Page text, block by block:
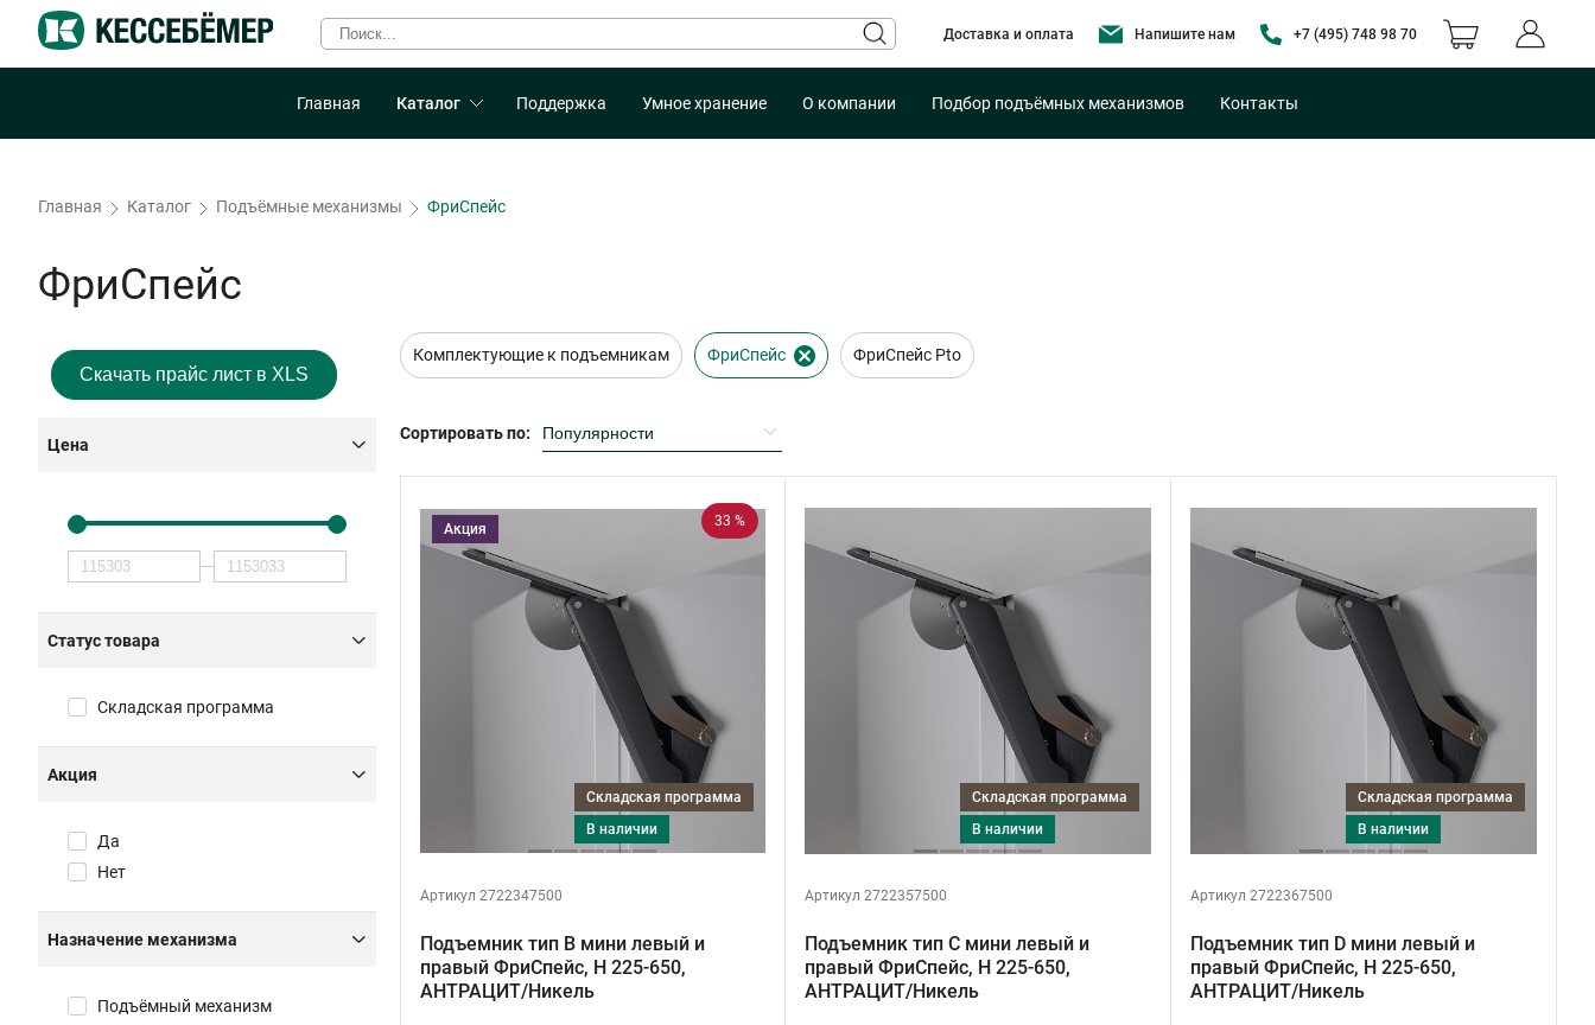
Доставка и оплата Напишите нам +7 (495) 748 98 70
Главная Каталог Поддержка Умное хранение О компании Подбор подъёмных механизмов Контакты
Главная Каталог Подъёмные механизмы ФриСпейс
ФриСпейс
Скачать прайс лист в XLS
Цена
Статус товара
Складская программа
Акция
Да
Нет
Назначение механизма
Подъёмный механизм
Комплектующие к подъемникам ФриСпейс ФриСпейс Pto
Сортировать по:
33 %
Складская программа
в наличии
Акция
Артикул 2722347500
Подъемник тип B мини левый и
правый ФриСпейс, H 225-650,
АНТРАЦИТ/Никель
Складская программа
в наличии
Артикул 2722357500
Подъемник тип C мини левый и
правый ФриСпейс, H 225-650,
АНТРАЦИТ/Никель
Складская программа
в наличии
Артикул 2722367500
Подъемник тип D мини левый и
правый ФриСпейс, H 225-650,
АНТРАЦИТ/Никель